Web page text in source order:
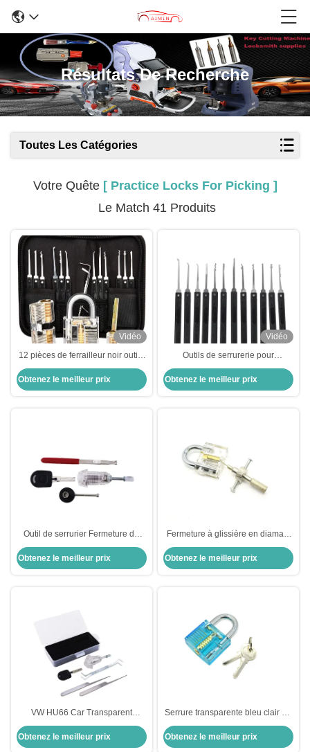
Résultats De Recherche
Toutes Les Catégories
Votre Quête [ Practice Locks For Picking ]
Le Match 41 Produits
Vidéo
12 pièces de ferrailleur noir outils
de verrouillage sélectionner
ensemble de pratique de
verrouillage transparent
Obtenez le meilleur prix
Vidéo
Outils de serrurerie pour
débutants Fermeture transparente
pour l'apprentissage,12 pièces
d'outils de serrurerie noir
Obtenez le meilleur prix
Outil de serrurier Fermeture de
voiture transparente pour VW
Avec HU66 serrurier
Obtenez le meilleur prix
Fermeture à glissière en diamant
transparent pour les débutants
Obtenez le meilleur prix
VW HU66 Car Transparent
Practice Lock Core + 3 outils pour
le ramassage des serrures
Obtenez le meilleur prix
Serrure transparente bleu clair Un
caractère de pratique Serrures
transparentes Outils de serrurerie
Obtenez le meilleur prix